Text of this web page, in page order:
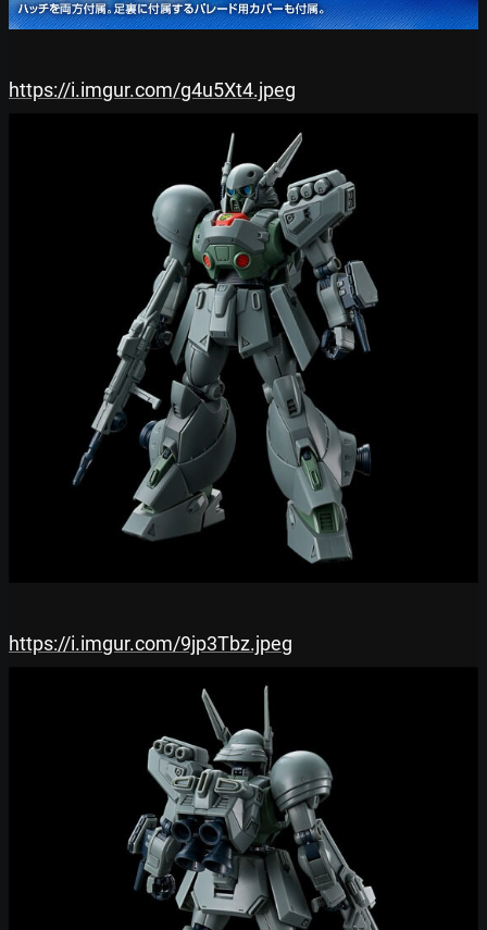
https://i.imgur.com/g4u5Xt4.jpeg
https://i.imgur.com/9jp3Tbz.jpeg